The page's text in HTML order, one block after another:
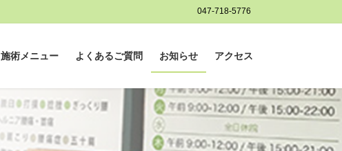
047-718-5776
施術メニュー よくあるご質問 お知らせ アクセス